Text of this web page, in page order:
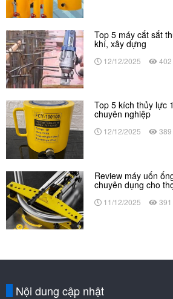
Top 5 máy cắt sắt
khí, xây dựng
12/12/2025 402
Top 5 kích thủy lực
chuyên nghiệp
12/12/2025 389
Review máy uốn
chuyên dụng cho
11/12/2025 391
Nội dung cập nhật